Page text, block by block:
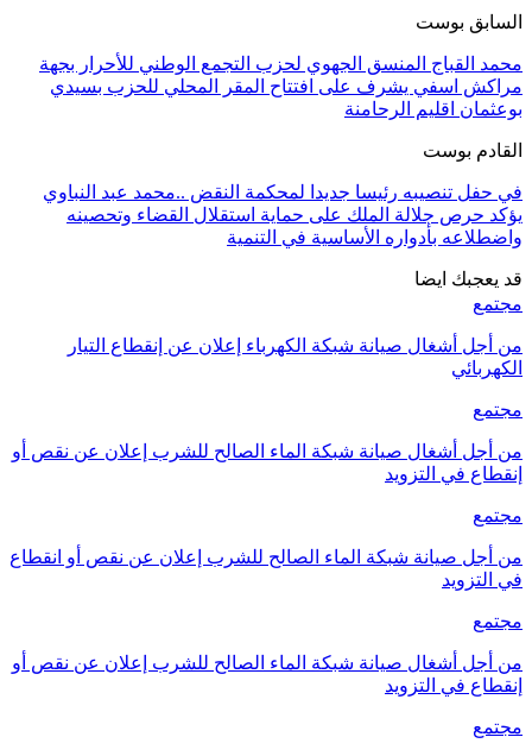
السابق بوست
محمد القباج المنسق الجهوي لحزب التجمع الوطني للأحرار بجهة
مراكش اسفي يشرف على افتتاح المقر المحلي للحزب بسيدي
بوعثمان اقليم الرحامنة
القادم بوست
في حفل تنصيبه رئيسا جديدا لمحكمة النقض ..محمد عبد النباوي
يؤكد حرص جلالة الملك على حماية استقلال القضاء وتحصينه
واضطلاعه بأدواره الأساسية في التنمية
قد يعجبك ايضا
مجتمع
من أجل أشغال صيانة شبكة الكهرباء إعلان عن إنقطاع التيار
الكهربائي
مجتمع
من أجل أشغال صيانة شبكة الماء الصالح للشرب إعلان عن نقص أو
إنقطاع في التزويد
مجتمع
من أجل صيانة شبكة الماء الصالح للشرب إعلان عن نقص أو انقطاع
في التزويد
مجتمع
من أجل أشغال صيانة شبكة الماء الصالح للشرب إعلان عن نقص أو
إنقطاع في التزويد
مجتمع